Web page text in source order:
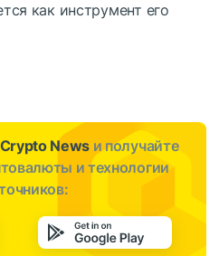
как инструмент его
Crypto News и получайте
и технологии